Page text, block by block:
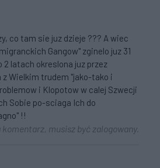
co tam sie juz dzieje ??? A wiec
Gangow" zginelo juz 31
2 latach okreslona juz przez
z Wielkim trudem "jako-tako i
i Klopotow w calej Szwecji
Sobie po-sciaga Ich do
!!
musisz być zalogowany.